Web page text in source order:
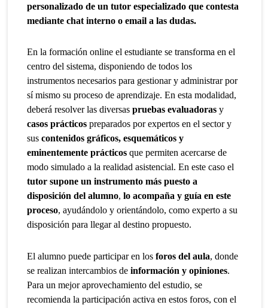
personalizado de un tutor especializado que contesta
mediante chat interno o email a las dudas.
En la formación online el estudiante se transforma en el
centro del sistema, disponiendo de todos los
instrumentos necesarios para gestionar y administrar por
sí mismo su proceso de aprendizaje. En esta modalidad,
deberá resolver las diversaspruebas evaluadoras y
casos prácticospreparados por expertos en el sector y
suscontenidos gráficos, esquemáticos y
eminentemente prácticos que permiten acercarse de
modo simulado a la realidad asistencial. En este caso el
tutor supone un instrumento más puesto a
disposición del alumno,lo acompaña y guía en este
proceso, ayudándolo y orientándolo, como experto a su
disposición para llegar al destino propuesto.
El alumno puede participar en losforos del aula, donde
se realizan intercambios deinformación y opiniones.
Para un mejor aprovechamiento del estudio, se
recomienda la participación activa en estos foros, con el